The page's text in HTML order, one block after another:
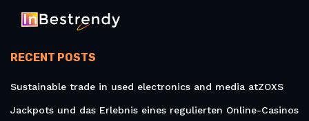
RECENT POSTS
Sustainable trade in used electronics and media atZOXS
Jackpots und das Erlebnis eines regulierten Online-Casinos